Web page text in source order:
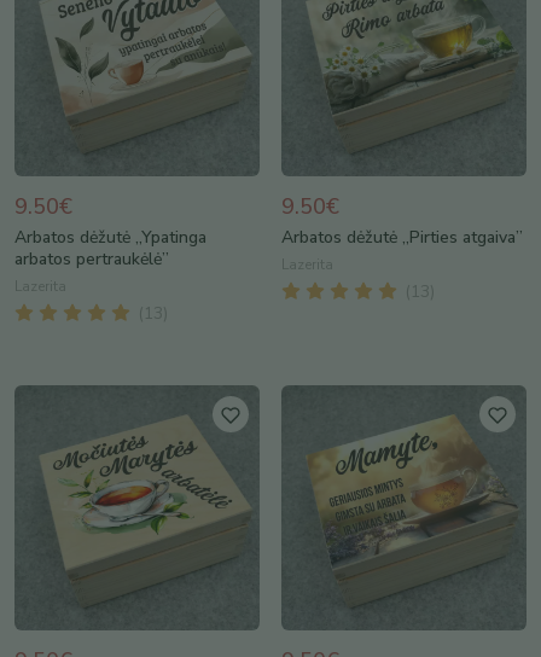
9.50€
Arbatos dėžutė „Ypatinga
arbatos pertraukėlė”
Lazerita
( 13
9.50€
Arbatos dėžutė „Pirties atgaiva”
Lazerita
( 13